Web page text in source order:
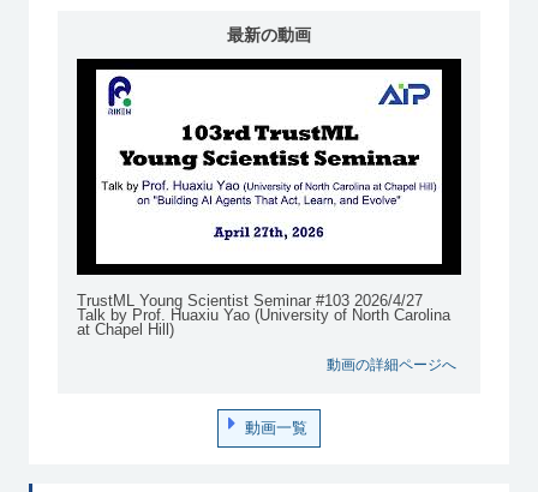
最新の動画
TrustML Young Scientist Seminar #103 2026/4/27
Talk by Prof. Huaxiu Yao (University of North Carolina
at Chapel Hill)
動画の詳細ページへ
動画一覧